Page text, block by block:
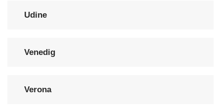
Udine
Venedig
Verona